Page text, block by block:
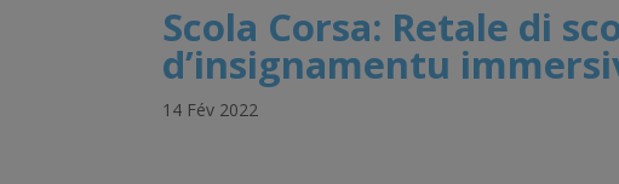
Scola Corsa: Retale di
d’insignamentu
14 Fév 2022